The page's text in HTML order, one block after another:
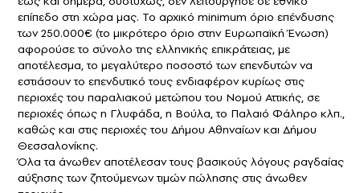
επίπεδο στη χώρα μας. Το αρχικό minimum όριο επένδυσης
των 250.000€ (το μικρότερο όριο στην Ευρωπαϊκή Ένωση)
αφορούσε το σύνολο της ελληνικής επικράτειας, με
αποτέλεσμα, το μεγαλύτερο ποσοστό των επενδυτών να
εστιάσουν το επενδυτικό τους ενδιαφέρον κυρίως στις
περιοχές του παραλιακού μετώπου του Νομού Αττικής, σε
περιοχές όπως η Γλυφάδα, η Βούλα, το Παλαιό Φάληρο κλπ.,
καθώς και στις περιοχές του Δήμου Αθηναίων και Δήμου
Θεσσαλονίκης.
Όλα τα άνωθεν αποτέλεσαν τους βασικούς λόγους ραγδαίας
αύξησης των ζητούμενων τιμών πώλησης στις άνωθεν